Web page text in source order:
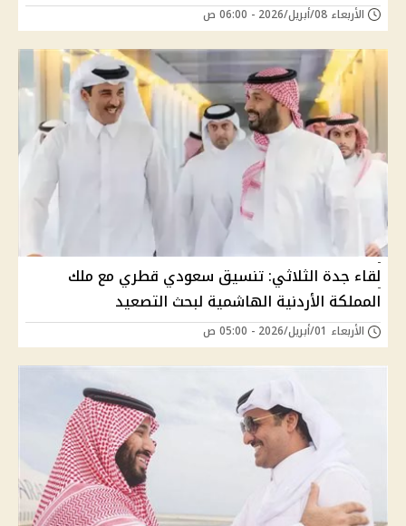
الأربعاء 08/أبريل/2026 - 06:00 ص
لقاء جدة الثلاثي: تنسيق سعودي قطري مع ملك
المملكة الأردنية الهاشمية لبحث التصعيد
الأربعاء 01/أبريل/2026 - 05:00 ص